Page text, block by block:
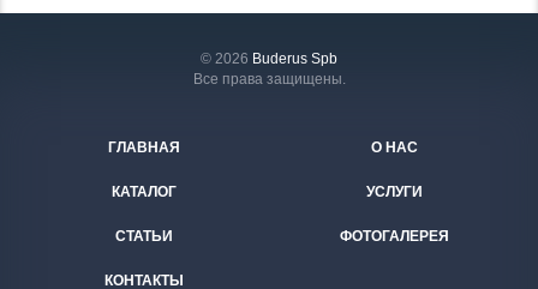
© 2026 Buderus Spb
Все права защищены.
ГЛАВНАЯ О НАС
КАТАЛОГ УСЛУГИ
СТАТЬИ ФОТОГАЛЕРЕЯ
КОНТАКТЫ